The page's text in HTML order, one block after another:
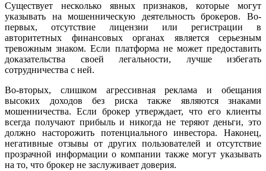
Существует несколько явных признаков, которые могут
указывать на мошенническую деятельность брокеров. Во-
первых, отсутствие лицензии или регистрации в
авторитетных финансовых органах является серьезным
тревожным знаком. Если платформа не может предоставить
доказательства своей легальности, лучше избегать
сотрудничества с ней.
Во-вторых, слишком агрессивная реклама и обещания
высоких доходов без риска также являются знаками
мошенничества. Если брокер утверждает, что его клиенты
всегда получают прибыль и никогда не теряют деньги, это
должно насторожить потенциального инвестора. Наконец,
негативные отзывы от других пользователей и отсутствие
прозрачной информации о компании также могут указывать
на то, что брокер не заслуживает доверия.